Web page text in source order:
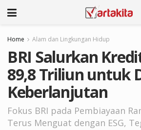
Home Alam dan Lingkungan Hidup
BRI Salurkan
89,8 Triliun untuk
Keberlanjutan
Fokus BRI pada Pembiayaan
Terus Menguat dengan ESG,